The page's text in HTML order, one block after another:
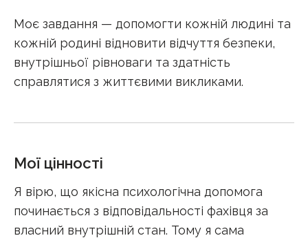
Моє завдання — допомогти кожній людині та
кожній родині відновити відчуття безпеки,
внутрішньої рівноваги та здатність
справлятися з життєвими викликами.
Мої цінності
Я вірю, що якісна психологічна допомога
починається з відповідальності фахівця за
власний внутрішній стан. Тому я сама